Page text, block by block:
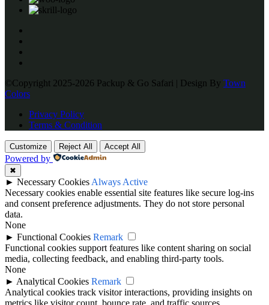
©Copyright 2025-2026 Packup & Go Safari | Design By Town
Colors
Privacy Policy
Terms & Condition
Customize Reject All Accept All
Powered by
✖
► Necessary Cookies Always Active
Necessary cookies enable essential site features like secure log-ins
and consent preference adjustments. They do not store personal
data.
None
► Functional Cookies Remark
Functional cookies support features like content sharing on social
media, collecting feedback, and enabling third-party tools.
None
► Analytical Cookies Remark
Analytical cookies track visitor interactions, providing insights on
metrics like visitor count, bounce rate, and traffic sources.